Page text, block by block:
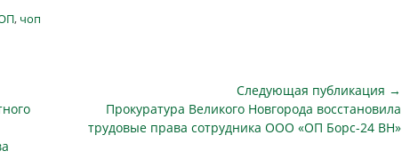
о долге перед
«ЧОО Витязь плюс».
пытается выбраться из долговой
ямы…
, чоп
Следующая публикация →
Следующая
публикация
Прокуратура Великого Новгорода восстановила
трудовые права сотрудника ООО «ОП Борс-24 ВН»